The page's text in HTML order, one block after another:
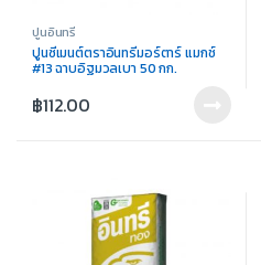
ปูนอินทรี
ปูนซีเมนต์ตราอินทรีมอร์ตาร์ แมกช์
#13 ฉาบอิฐมวลเบา 50 กก.
฿112.00